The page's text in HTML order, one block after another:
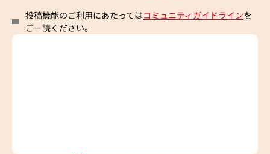
投稿機能のご利用にあたってはコミュニティガイドラインを
ご一読ください。